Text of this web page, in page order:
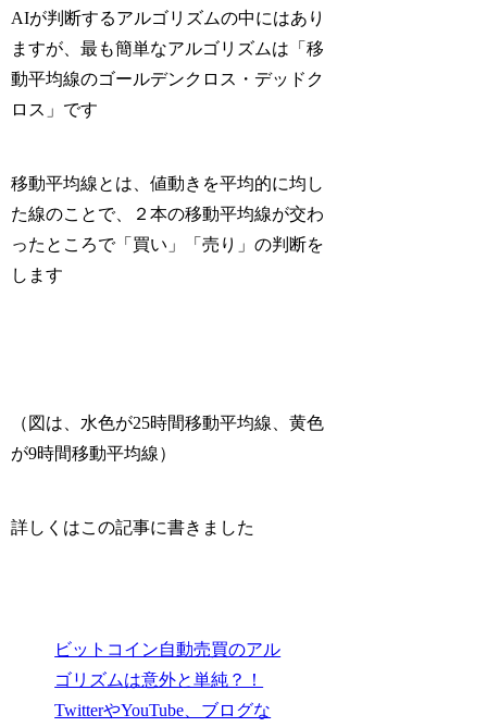
AIが判断するアルゴリズムの中にはあり
ますが、最も簡単なアルゴリズムは「移
動平均線のゴールデンクロス・デッドク
ロス」 です
移動平均線とは、値動きを平均的に均し
た線のことで、２本の移動平均線が交わ
ったところで「買い」「売り」の判断を
します
（図は、水色が25時間移動平均線、黄色
が9時間移動平均線）
詳しくはこの記事に書きました
ビットコイン自動売買のアル
ゴリズムは意外と単純？！
TwitterやYouTube、ブログな